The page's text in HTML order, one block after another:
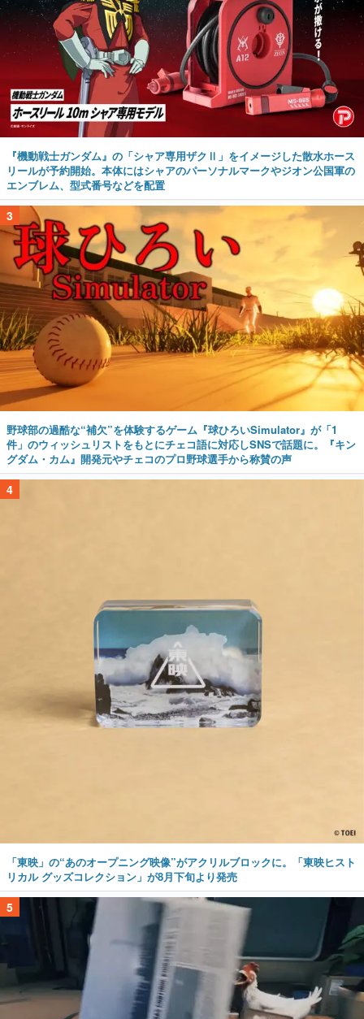
『機動戦士ガンダム』の「シャア専用ザクⅡ」をイメージした散水ホース
リールが予約開始。本体にはシャアのパーソナルマークやジオン公国軍の
エンブレム、型式番号などを配置
3
野球部の過酷な“補欠”を体験するゲーム『球ひろいSimulator』が「1
件」のウィッシュリストをもとにチェコ語に対応しSNSで話題に。『キン
グダム・カム』開発元やチェコのプロ野球選手から称賛の声
4
「東映」の“あのオープニング映像”がアクリルブロックに。「東映ヒスト
リカル グッズコレクション」が8月下旬より発売
5